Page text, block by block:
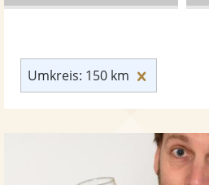
Umkreis: 150 km